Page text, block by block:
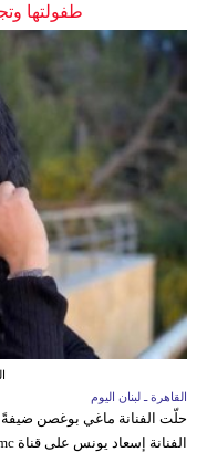
طفولتها
القاهرة ـ لبنان اليوم
حلّت الفنانة ماغي بوغصن ضيفةً